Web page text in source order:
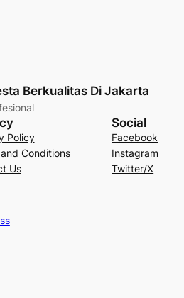
Berkualitas Di Jakarta
Policy
Conditions
Us
Social
Facebook
Instagram
Twitter/X